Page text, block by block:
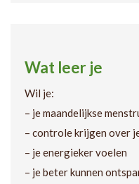
Wat leer je
Wil je:
– je maandelijkse
– controle krijgen over
– je energieker voelen
– je beter kunnen